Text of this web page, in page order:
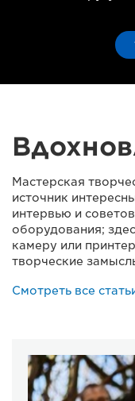
Мастерская
источник
интервью и
оборудования;
камеру или
творческие
Смотреть все